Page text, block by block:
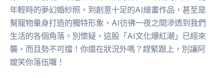
年輕時的夢幻婚紗照，到創意十足的AI繪畫作品，甚至是
幫寵物量身打造的獨特形象，AI彷彿一夜之間滲透到我們
生活的各個角落。別懷疑，這股「AI文化爆紅潮」已經來
襲，而且勢不可擋！你還在狀況外嗎？趕緊跟上，別讓阿
嬤笑你落伍囉！